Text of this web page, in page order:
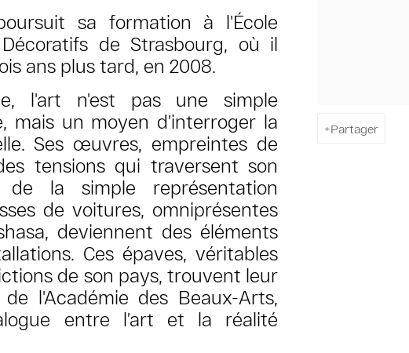
Partager
sa formation à l'École
de Strasbourg, où il
ans plus tard, en 2008.
l'art n'est pas une simple
mais un moyen d’interroger la
Ses œuvres, empreintes de
tensions qui traversent son
la simple représentation
de voitures, omniprésentes
deviennent des éléments
Ces épaves, véritables
de son pays, trouvent leur
l'Académie des Beaux-Arts,
entre l’art et la réalité